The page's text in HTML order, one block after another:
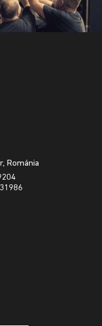
Románia